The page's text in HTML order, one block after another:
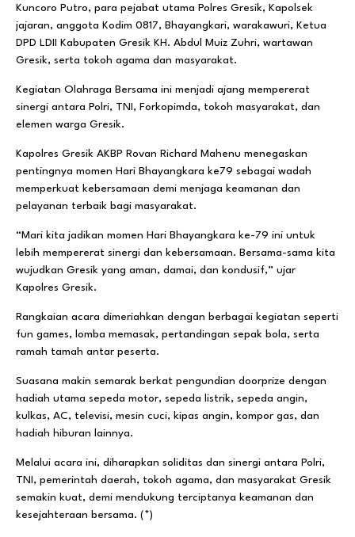
Kuncoro Putro, para pejabat utama Polres Gresik, Kapolsek
jajaran, anggota Kodim 0817, Bhayangkari, warakawuri, Ketua
DPD LDII Kabupaten Gresik KH. Abdul Muiz Zuhri, wartawan
Gresik, serta tokoh agama dan masyarakat.
Kegiatan Olahraga Bersama ini menjadi ajang mempererat
sinergi antara Polri, TNI, Forkopimda, tokoh masyarakat, dan
elemen warga Gresik.
Kapolres Gresik AKBP Rovan Richard Mahenu menegaskan
pentingnya momen Hari Bhayangkara ke79 sebagai wadah
memperkuat kebersamaan demi menjaga keamanan dan
pelayanan terbaik bagi masyarakat.
“Mari kita jadikan momen Hari Bhayangkara ke-79 ini untuk
lebih mempererat sinergi dan kebersamaan. Bersama-sama kita
wujudkan Gresik yang aman, damai, dan kondusif,” ujar
Kapolres Gresik.
Rangkaian acara dimeriahkan dengan berbagai kegiatan seperti
fun games, lomba memasak, pertandingan sepak bola, serta
ramah tamah antar peserta.
Suasana makin semarak berkat pengundian doorprize dengan
hadiah utama sepeda motor, sepeda listrik, sepeda angin,
kulkas, AC, televisi, mesin cuci, kipas angin, kompor gas, dan
hadiah hiburan lainnya.
Melalui acara ini, diharapkan soliditas dan sinergi antara Polri,
TNI, pemerintah daerah, tokoh agama, dan masyarakat Gresik
semakin kuat, demi mendukung terciptanya keamanan dan
kesejahteraan bersama. (*)